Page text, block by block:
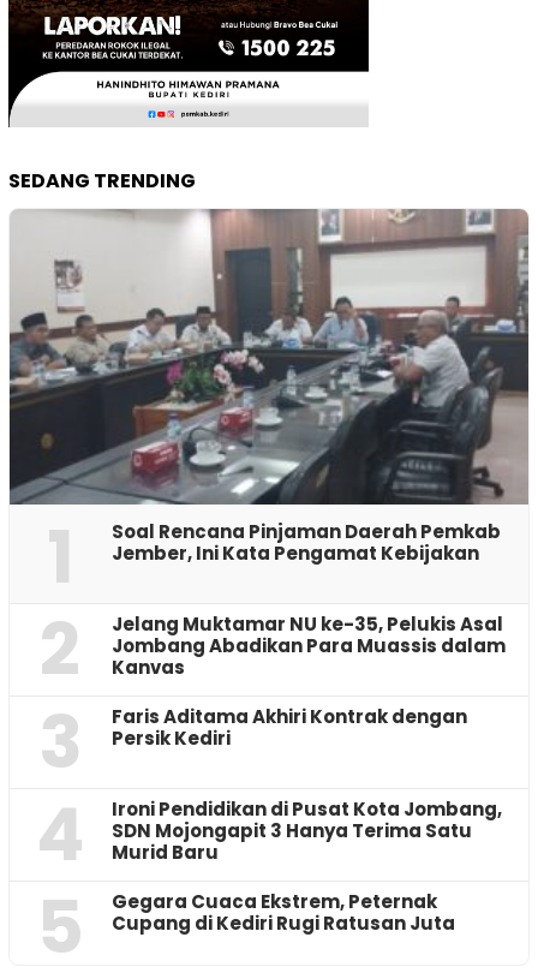
SEDANG TRENDING
1
‎Soal Rencana Pinjaman Daerah Pemkab
Jember, Ini Kata Pengamat Kebijakan ‎
2
Jelang Muktamar NU ke-35, Pelukis Asal
Jombang Abadikan Para Muassis dalam
Kanvas
3
Faris Aditama Akhiri Kontrak dengan
Persik Kediri
4
Ironi Pendidikan di Pusat Kota Jombang,
SDN Mojongapit 3 Hanya Terima Satu
Murid Baru
5
‎Gegara Cuaca Ekstrem, Peternak
Cupang di Kediri Rugi Ratusan Juta